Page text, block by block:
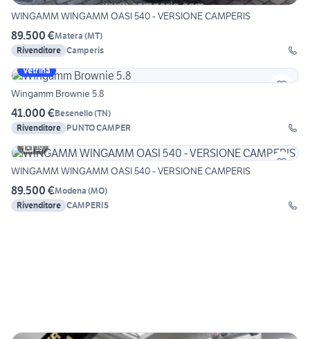
WINGAMM WINGAMM OASI 540 - VERSIONE CAMPERIS
89.500 €Matera (MT)
Rivenditore Camperis
Vetrina
Wingamm Brownie 5.8
41.000 €Besenello(TN)
Rivenditore PUNTO CAMPER
19
WINGAMM WINGAMM OASI 540 - VERSIONE CAMPERIS
89.500 €Modena (MO)
Rivenditore CAMPERIS